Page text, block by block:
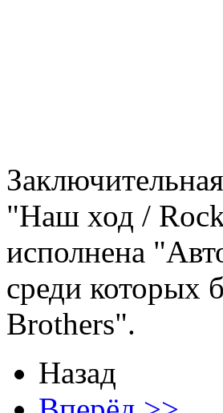
"Наш ход /
исполнена
среди которых
Brothers".
Назад